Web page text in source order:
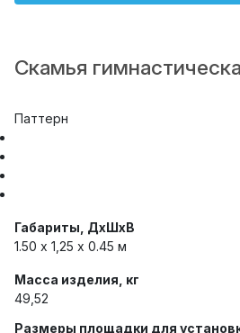
Скамья
Паттерн
Габариты, ДхШхВ
1.50 х 1,25 x 0.45 м
Масса изделия, кг
49,52
Размеры площадки для